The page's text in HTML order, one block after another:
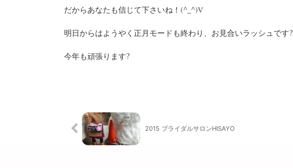
だからあなたも信じて下さいね！(^_^)v
明日からはようやく正月モードも終わり、お見合いラッシュです?
今年も頑張ります?
2015 ブライダルサロンHISAYO